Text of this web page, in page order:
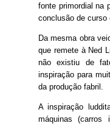
fonte primordial na
conclusão de curso
Da mesma obra
que remete à Ned
não existiu de
inspiração para
da produção fabril.
A inspiração
máquinas (carros